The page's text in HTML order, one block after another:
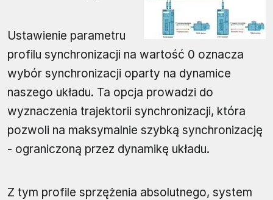
Ustawienie parametru
profilu synchronizacji na wartość 0 oznacza
wybór synchronizacji oparty na dynamice
naszego układu. Ta opcja prowadzi do
wyznaczenia trajektorii synchronizacji, która
pozwoli na maksymalnie szybką synchronizację
- ograniczoną przez dynamikę układu.
Z tym profile sprzężenia absolutnego, system